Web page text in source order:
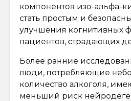
компонентов изо-альфа-
стать простым и
улучшения когнитивных
пациентов, страдающих
Более ранние
люди, потребляющие
количество алкоголя,
меньший риск